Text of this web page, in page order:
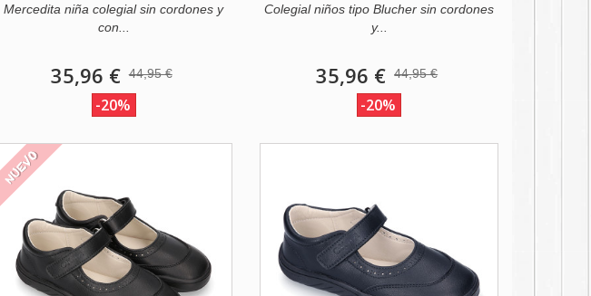
Mercedita niña colegial sin cordones y
con...
35,96 € 44,95 €
-20%
Colegial niños tipo Blucher sin cordones
y...
35,96 € 44,95 €
-20%
NUEVO